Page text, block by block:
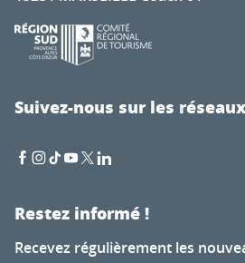
Suivez-nous sur les
Restez informé !
Recevez régulièrement les